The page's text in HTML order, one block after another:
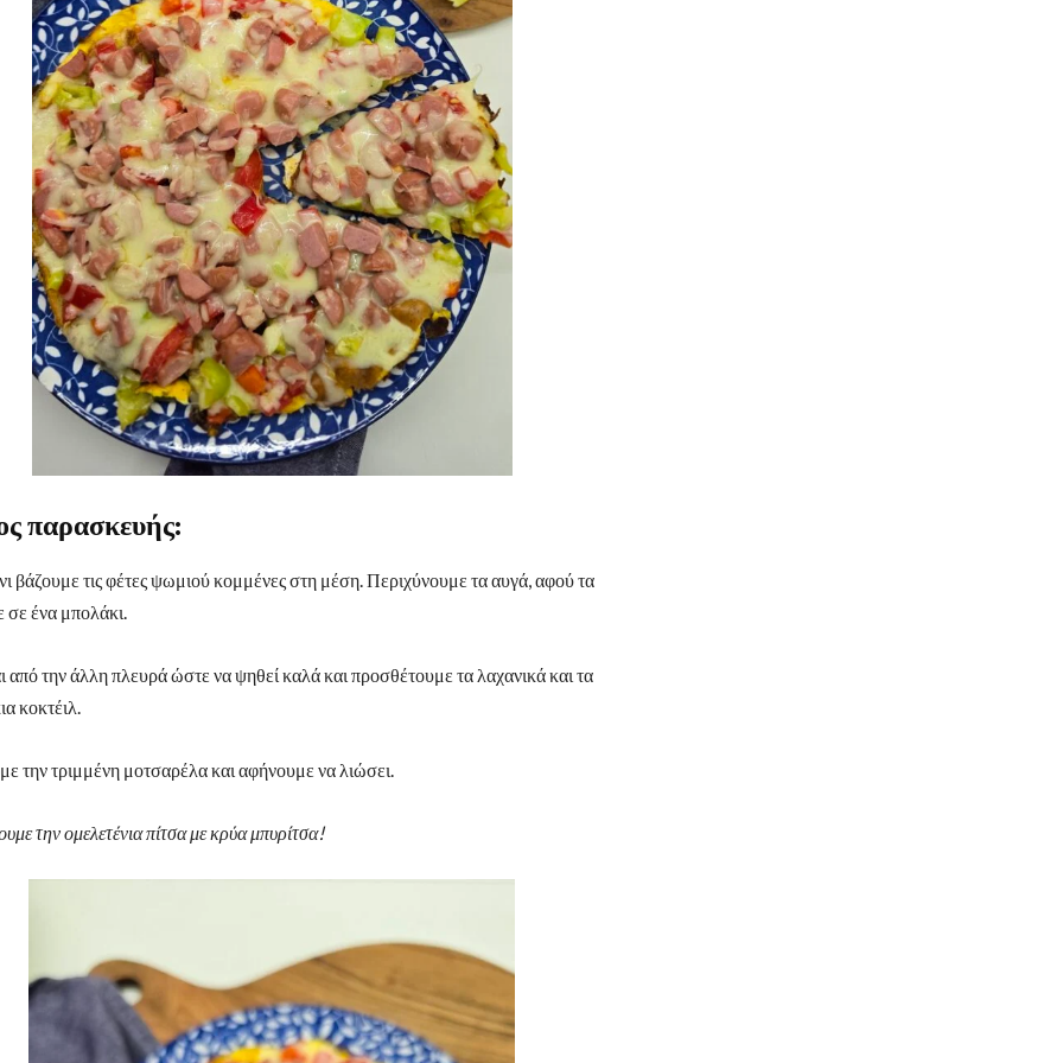
παρασκευής:
βάζουμε τις φέτες ψωμιού κομμένες στη μέση. Περιχύνουμε τα αυγά, αφού τα
σε ένα μπολάκι.
από την άλλη πλευρά ώστε να ψηθεί καλά και προσθέτουμε τα λαχανικά και τα
κοκτέιλ.
την τριμμένη μοτσαρέλα και αφήνουμε να λιώσει.
την ομελετένια πίτσα με κρύα μπυρίτσα!